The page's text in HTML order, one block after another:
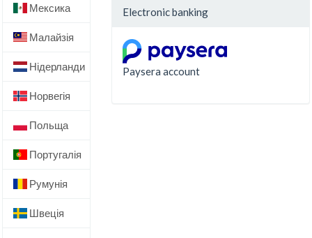
Мексика
Малайзія
Нідерланди
Норвегія
Польща
Португалія
Румунія
Швеція
Electronic banking
Paysera account